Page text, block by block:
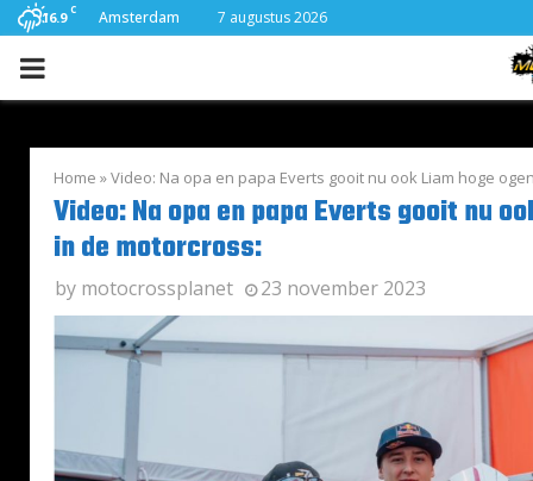
16.9 C Amsterdam 7 augustus 2026
PRIMARY
Home »Video: Na opa en papa Everts gooit nu ook Liam hoge
Video: Na opa en papa Everts gooit nu
in de motorcross:
by motocrossplanet 23 november 2023